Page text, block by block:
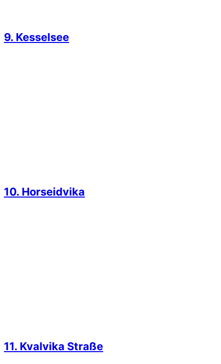
9. Kesselsee
10. Horseidvika
11. Kvalvika Straße